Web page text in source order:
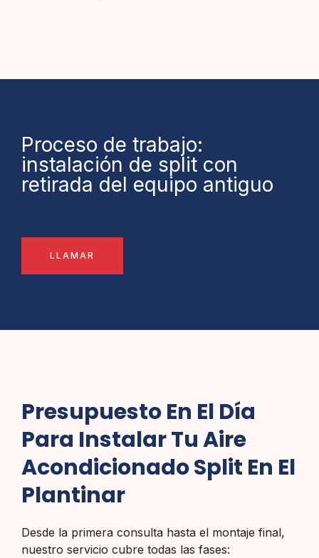
Proceso de trabajo:
instalación de split con
retirada del equipo antiguo
LLAMAR
Presupuesto En El Día
Para Instalar Tu Aire
Acondicionado Split En El
Plantinar
Desde la primera consulta hasta el montaje final,
nuestro servicio cubre todas las fases: